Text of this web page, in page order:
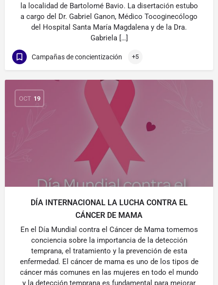
la localidad de Bartolomé Bavio. La disertación estubo
a cargo del Dr. Gabriel Ganon, Médico Tocoginecólogo
del Hospital Santa María Magdalena y de la Dra.
Gabriela […]
Campañas de concientización +5
OCT 19
DÍA INTERNACIONAL LA LUCHA CONTRA EL
CÁNCER DE MAMA
En el Día Mundial contra el Cáncer de Mama tomemos
conciencia sobre la importancia de la detección
temprana, el tratamiento y la prevención de esta
enfermedad. El cáncer de mama es uno de los tipos de
cáncer más comunes en las mujeres en todo el mundo
y la detección temprana es fundamental para mejorar